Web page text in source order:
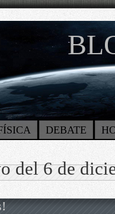
DEBATE
del 6 de